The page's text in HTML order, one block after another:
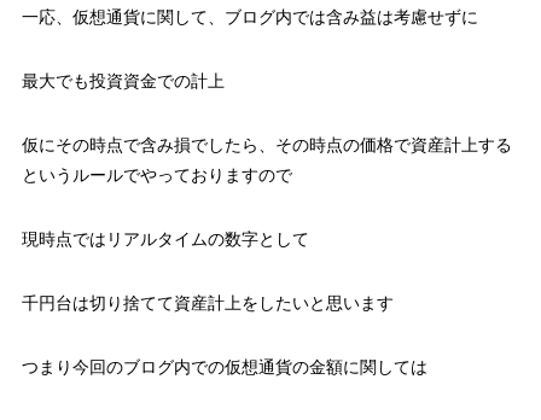
一応、仮想通貨に関して、ブログ内では含み益は考慮せずに
最大でも投資資金での計上
仮にその時点で含み損でしたら、その時点の価格で資産計上する
というルールでやっておりますので
現時点ではリアルタイムの数字として
千円台は切り捨てて資産計上をしたいと思います
つまり今回のブログ内での仮想通貨の金額に関しては